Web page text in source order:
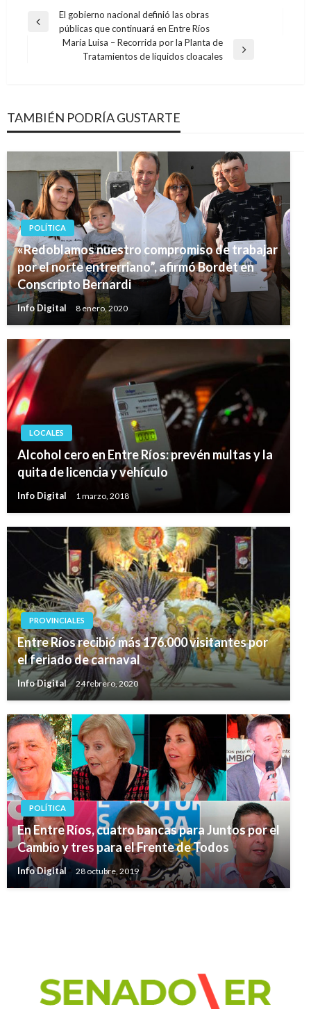
Navegación
Entrada
El gobierno nacional definió las obras
públicas que continuará en Entre Ríos
María Luisa – Recorrida por la Planta de
Tratamientos de líquidos cloacales
TAMBIÉN PODRÍA GUSTARTE
POLÍTICA
«Redoblamos nuestro compromiso de trabajar
por el norte entrerriano”, afirmó Bordet en
Conscripto Bernardi
Info Digital 8 enero, 2020
LOCALES
Alcohol cero en Entre Ríos: prevén multas y la
quita de licencia y vehículo
Info Digital 1 marzo, 2018
PROVINCIALES
Entre Ríos recibió más 176.000 visitantes por
el feriado de carnaval
Info Digital 24 febrero, 2020
POLÍTICA
En Entre Ríos, cuatro bancas para Juntos por el
Cambio y tres para el Frente de Todos
Info Digital 28 octubre, 2019